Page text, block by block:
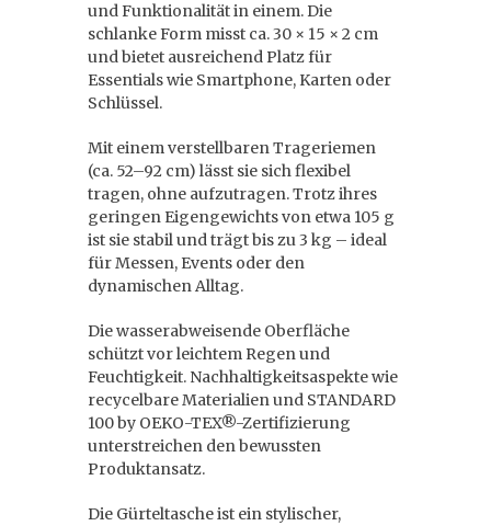
und Funktionalität in einem. Die
schlanke Form misst ca. 30 × 15 × 2 cm
und bietet ausreichend Platz für
Essentials wie Smartphone, Karten oder
Schlüssel.
Mit einem verstellbaren Trageriemen
(ca. 52–92 cm) lässt sie sich flexibel
tragen, ohne aufzutragen. Trotz ihres
geringen Eigengewichts von etwa 105 g
ist sie stabil und trägt bis zu 3 kg – ideal
für Messen, Events oder den
dynamischen Alltag.
Die wasserabweisende Oberfläche
schützt vor leichtem Regen und
Feuchtigkeit. Nachhaltigkeitsaspekte wie
recycelbare Materialien und STANDARD
100 by OEKO-TEX®-Zertifizierung
unterstreichen den bewussten
Produktansatz.
Die Gürteltasche ist ein stylischer,